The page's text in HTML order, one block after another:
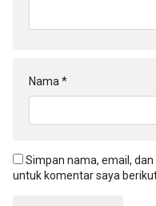
Nama *
Simpan nama, email,
untuk komentar saya